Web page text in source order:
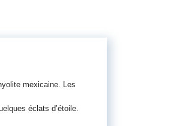
mexicaine. Les
éclats d’étoile.